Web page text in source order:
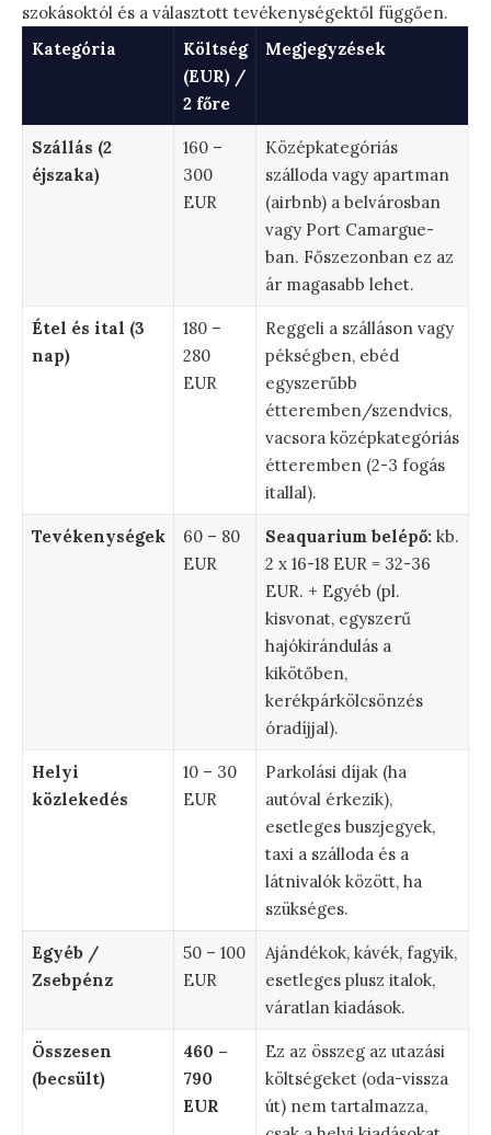
szokásoktól és a választott tevékenységektől függően.
Kategória
Költség
(EUR) /
2 főre
Megjegyzések
Szállás (2
éjszaka)
160 –
300
EUR
Középkategóriás
szálloda vagy apartman
(airbnb) a belvárosban
vagy Port Camargue-
ban. Főszezonban ez az
ár magasabb lehet.
Étel és ital (3
nap)
180 –
280
EUR
Reggeli a szálláson vagy
pékségben, ebéd
egyszerűbb
étteremben/szendvics,
vacsora középkategóriás
étteremben (2-3 fogás
itallal).
Tevékenységek
60 – 80
EUR
Seaquarium belépő: kb.
2 x 16-18 EUR = 32-36
EUR. + Egyéb (pl.
kisvonat, egyszerű
hajókirándulás a
kikötőben,
kerékpárkölcsönzés
óradíjjal).
Helyi
közlekedés
10 – 30
EUR
Parkolási díjak (ha
autóval érkezik),
esetleges buszjegyek,
taxi a szálloda és a
látnivalók között, ha
szükséges.
Egyéb /
Zsebpénz
50 – 100
EUR
Ajándékok, kávék, fagyik,
esetleges plusz italok,
váratlan kiadások.
Összesen
(becsült)
460 –
790
EUR
Ez az összeg az utazási
költségeket (oda-vissza
út) nem tartalmazza,